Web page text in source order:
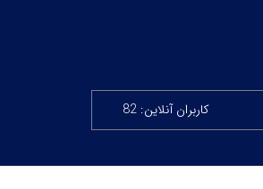
کاربران آنلاین: 82